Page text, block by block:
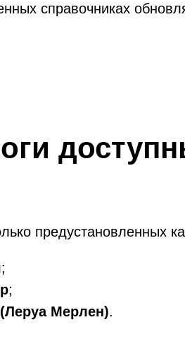
справочниках
предустановленных
;
;
Мерлен).